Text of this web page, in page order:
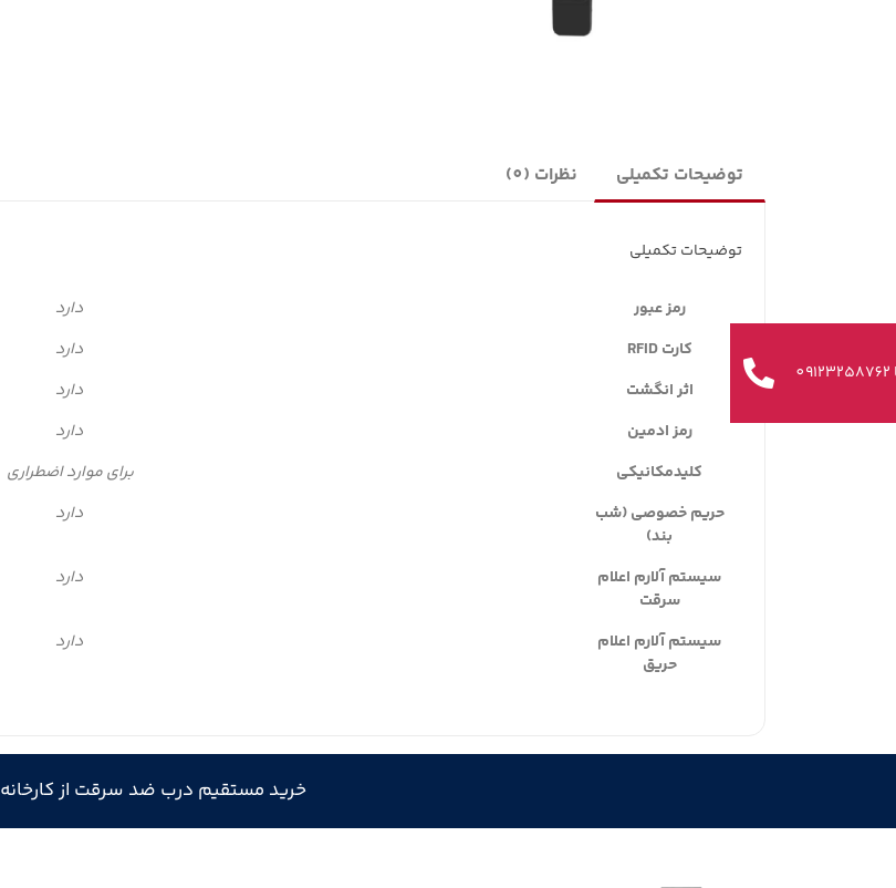
توضیحات تکمیلی نظرات (0)
توضیحات تکمیلی
رمز عبور
دارد
کارت RFID
دارد
اثر انگشت
دارد
رمز ادمین
دارد
کلیدمکانیکی
برای موارد اضطراری
حریم خصوصی (شب
بند)
دارد
سیستم آلارم اعلام
سرقت
دارد
سیستم آلارم اعلام
حریق
دارد
خرید مستقیم درب ضد سرقت از کارخانه